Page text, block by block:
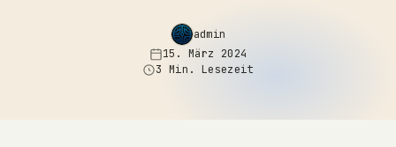
admin
15. März 2024
3 Min. Lesezeit